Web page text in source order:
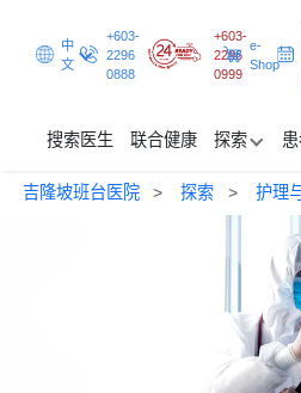
中
文
+603-
2296
0888
+603-
2296
0999
e-
Shop
搜索医生 联合健康 探索
吉隆坡班台医院 探索 护理